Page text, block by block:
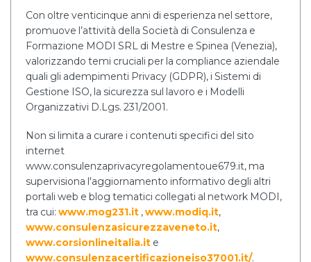
Con oltre venticinque anni di esperienza nel settore,
promuove l’attività della Società di Consulenza e
Formazione MODI SRL di Mestre e Spinea (Venezia),
valorizzando temi cruciali per la compliance aziendale
quali gli adempimenti Privacy (GDPR), i Sistemi di
Gestione ISO, la sicurezza sul lavoro e i Modelli
Organizzativi D.Lgs. 231/2001.
Non si limita a curare i contenuti specifici del sito
internet
www.consulenzaprivacyregolamentoue679.it, ma
supervisiona l'aggiornamento informativo degli altri
portali web e blog tematici collegati al network MODI,
tra cui: www.mog231.it ,www.modiq.it,
www.consulenzasicurezzaveneto.it,
www.corsionlineitalia.it e
www.consulenzacertificazioneiso37001.it/.